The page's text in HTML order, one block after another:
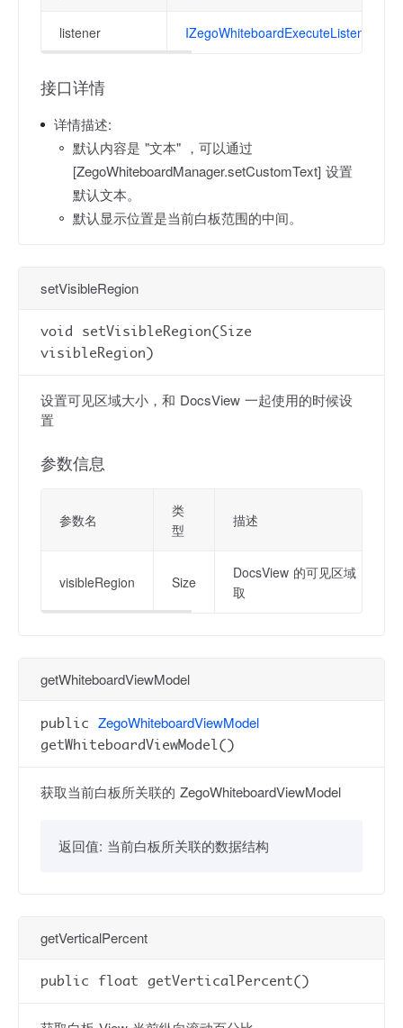
listener IZegoWhiteboardExecuteListener
接口详情
详情描述:
默认内容是 "文本" ，可以通过
[ZegoWhiteboardManager.setCustomText] 设置
默认文本。
默认显示位置是当前白板范围的中间。
setVisibleRegion
void setVisibleRegion(Size
visibleRegion)
设置可见区域大小，和 DocsView 一起使用的时候设
置
参数信息
参数名
类
型
描述
visibleRegion Size
DocsView 的可见区域，文件
取
getWhiteboardViewModel
public ZegoWhiteboardViewModel
getWhiteboardViewModel()
获取当前白板所关联的 ZegoWhiteboardViewModel
返回值: 当前白板所关联的数据结构
getVerticalPercent
public float getVerticalPercent()